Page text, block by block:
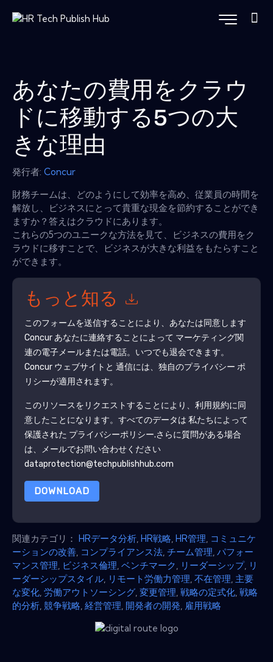
あなたの費用をクラウ
ドに移動する5つの大
きな理由
発行者: Concur
財務チームは、どのようにして効率を高め、従業員の時間を
解放し、ビジネスにとって貴重な現金を節約することができ
ますか？答えはクラウドにあります。
これらの5つのユニークな方法を見て、ビジネスの費用をク
ラウドに移すことで、ビジネスが大きな利益をもたらすこと
ができます。
もっと知る
このフォームを送信することにより、あなたは同意します
Concurあなたに連絡することによって マーケティング関
連の電子メールまたは電話。いつでも退会できます。
Concurウェブサイトと 通信には、独自のプライバシー ポ
リシーが適用されます。
このリソースをリクエストすることにより、利用規約に同
意したことになります。すべてのデータは 私たちによって
保護された プライバシーポリシー.さらに質問がある場合
は、メールでお問い合わせください
dataprotection@techpublishhub.com
DOWNLOAD
関連カテゴリ： HRデータ分析 HR戦略 HR管理 コミュニケ
ーションの改善 コンプライアンス法 チーム管理 パフォー
マンス管理 ビジネス倫理 ベンチマーク リーダーシップ, リ
ーダーシップスタイル リモート労働力管理 不在管理 主要
な変化 労働アウトソーシング 変更管理 戦略の定式化 戦略
的分析 競争戦略 経営管理 開発者の開発 雇用戦略